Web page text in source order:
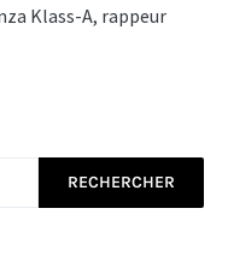
Klass-A, rappeur
RECHERCHER